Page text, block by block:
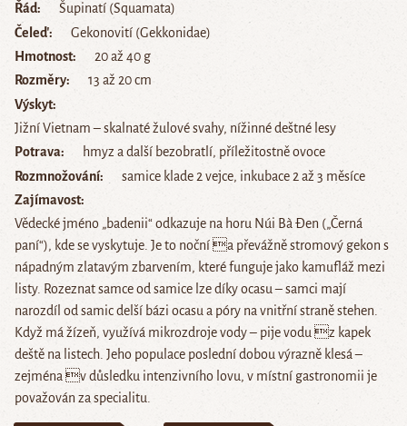
Řád
Šupinatí (Squamata)
Čeleď
Gekonovití (Gekkonidae)
Hmotnost
20 až 40 g
Rozměry
13 až 20 cm
Výskyt
Jižní Vietnam – skalnaté žulové svahy, nížinné deštné lesy
Potrava
hmyz a další bezobratlí, příležitostně ovoce
Rozmnožování
samice klade 2 vejce, inkubace 2 až 3 měsíce
Zajímavost
Vědecké jméno „badenii“ odkazuje na horu Núi Bà Đen („Černá
paní“), kde se vyskytuje. Je to noční a převážně stromový gekon s
nápadným zlatavým zbarvením, které funguje jako kamufláž mezi
listy. Rozeznat samce od samice lze díky ocasu – samci mají
narozdíl od samic delší bázi ocasu a póry na vnitřní straně stehen.
Když má žízeň, využívá mikrozdroje vody – pije vodu z kapek
deště na listech. Jeho populace poslední dobou výrazně klesá –
zejména v důsledku intenzivního lovu, v místní gastronomii je
považován za specialitu.